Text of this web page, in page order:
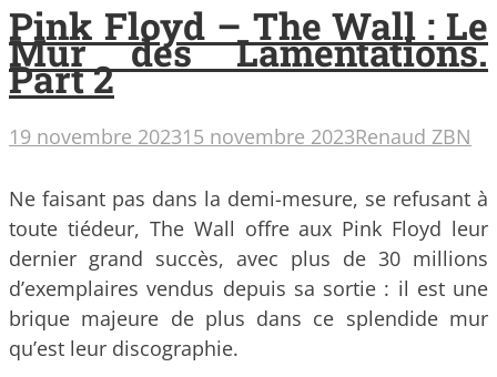
Pink Floyd – The Wall : Le
Mur des Lamentations.
Part 2
19 novembre 202315 novembre 2023Renaud ZBN
Ne faisant pas dans la demi-mesure, se refusant à
toute tiédeur, The Wall offre aux Pink Floyd leur
dernier grand succès, avec plus de 30 millions
d’exemplaires vendus depuis sa sortie : il est une
brique majeure de plus dans ce splendide mur
qu’est leur discographie.